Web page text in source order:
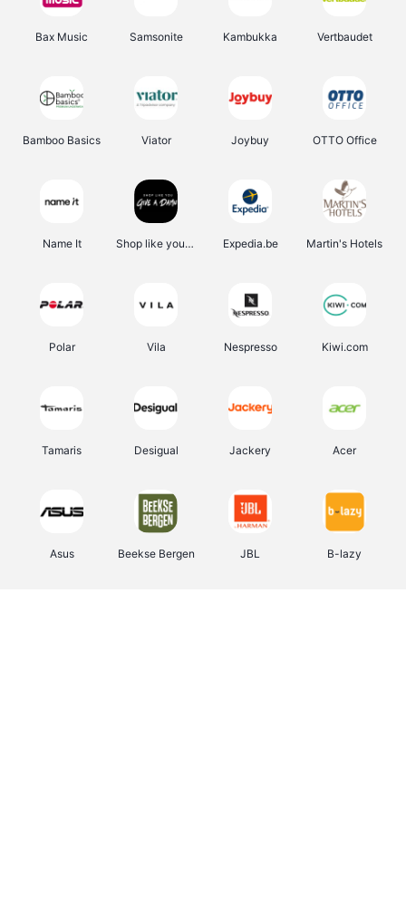
Bax Music Samsonite Kambukka Vertbaudet
Bamboo Basics Viator Joybuy OTTO Office
Name It Shop like you Give A Damn Expedia.be Martin's Hotels
Polar Vila Nespresso Kiwi.com
Tamaris Desigual Jackery Acer
Asus Beekse Bergen JBL B-lazy